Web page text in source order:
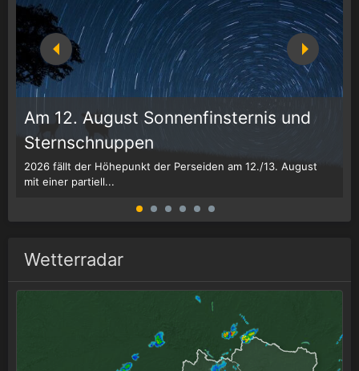
Am 12. August Sonnenfinsternis und
Sternschnuppen
2026 fällt der Höhepunkt der Perseiden am 12./13. August
mit einer partiell...
Wetterradar